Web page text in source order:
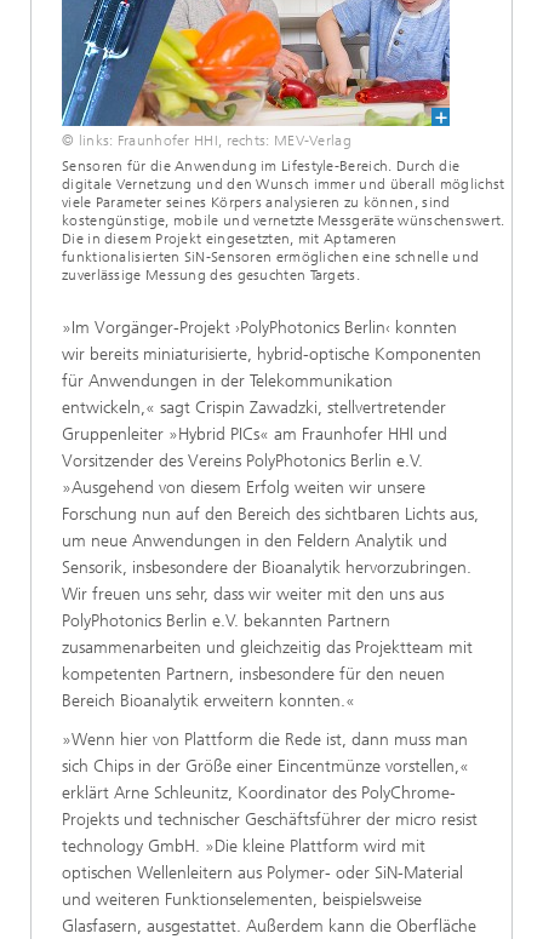
© links: Fraunhofer HHI, rechts: MEV-Verlag
Sensoren für die Anwendung im Lifestyle-Bereich. Durch die
digitale Vernetzung und den Wunsch immer und überall möglichst
viele Parameter seines Körpers analysieren zu können, sind
kostengünstige, mobile und vernetzte Messgeräte wünschenswert.
Die in diesem Projekt eingesetzten, mit Aptameren
funktionalisierten SiN-Sensoren ermöglichen eine schnelle und
zuverlässige Messung des gesuchten Targets.
»Im Vorgänger-Projekt ›PolyPhotonics Berlin‹ konnten
wir bereits miniaturisierte, hybrid-optische Komponenten
für Anwendungen in der Telekommunikation
entwickeln,« sagt Crispin Zawadzki, stellvertretender
Gruppenleiter »Hybrid PICs« am Fraunhofer HHI und
Vorsitzender des Vereins PolyPhotonics Berlin e.V.
»Ausgehend von diesem Erfolg weiten wir unsere
Forschung nun auf den Bereich des sichtbaren Lichts aus,
um neue Anwendungen in den Feldern Analytik und
Sensorik, insbesondere der Bioanalytik hervorzubringen.
Wir freuen uns sehr, dass wir weiter mit den uns aus
PolyPhotonics Berlin e.V. bekannten Partnern
zusammenarbeiten und gleichzeitig das Projektteam mit
kompetenten Partnern, insbesondere für den neuen
Bereich Bioanalytik erweitern konnten.«
»Wenn hier von Plattform die Rede ist, dann muss man
sich Chips in der Größe einer Eincentmünze vorstellen,«
erklärt Arne Schleunitz, Koordinator des PolyChrome-
Projekts und technischer Geschäftsführer der micro resist
technology GmbH. »Die kleine Plattform wird mit
optischen Wellenleitern aus Polymer- oder SiN-Material
und weiteren Funktionselementen, beispielsweise
Glasfasern, ausgestattet. Außerdem kann die Oberfläche